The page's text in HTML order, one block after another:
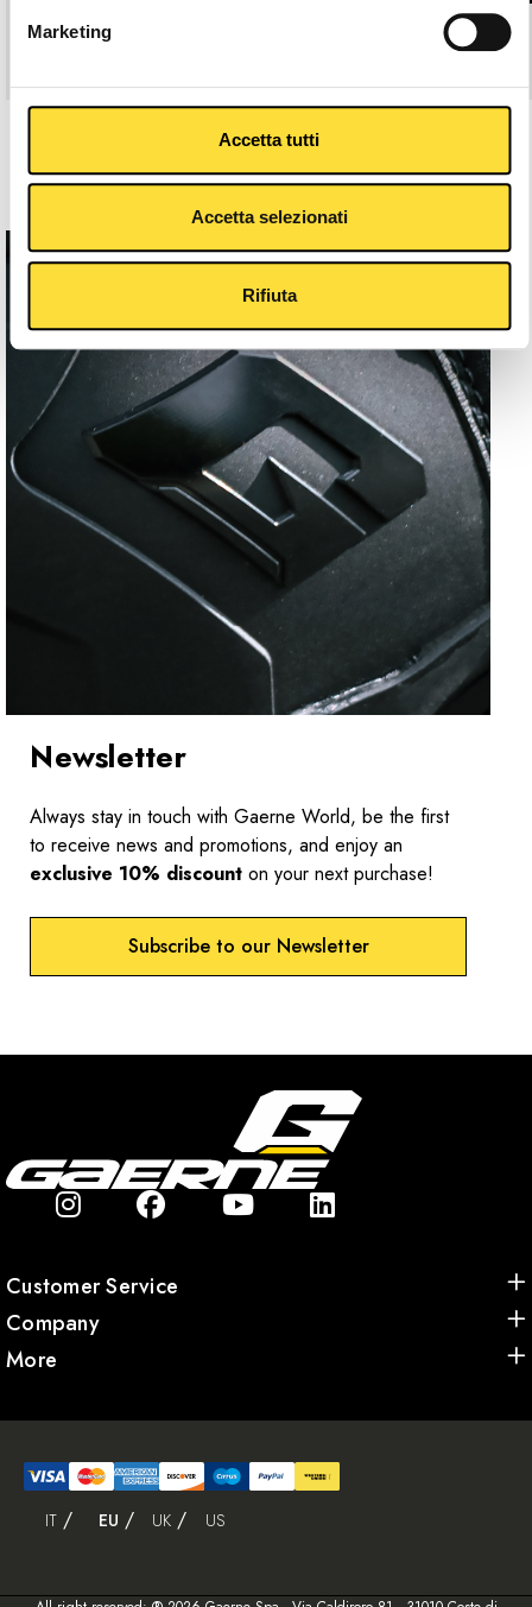
Marketing
Accetta tutti
Accetta selezionati
Rifiuta
Newsletter
Always stay in touch with Gaerne World, be the first
to receive news and promotions, and enjoy an
exclusive 10% discount on your next purchase!
Subscribe to our Newsletter
Customer Service
Company
More
IT EU UK US